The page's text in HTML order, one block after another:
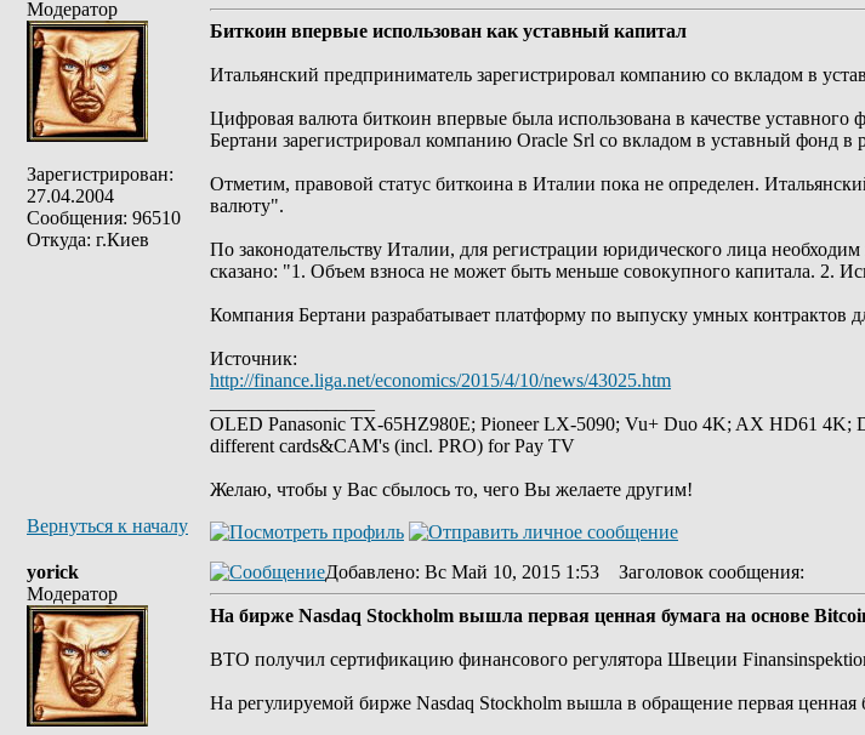
Модератор
Зарегистрирован:
27.04.2004
Сообщения: 96510
Откуда: г.Киев
Биткоин впервые использован как уставный капитал
Итальянский предприниматель зарегистрировал компанию со вкладом в
Цифровая валюта биткоин впервые была использована в качестве
Бертани зарегистрировал компанию Oracle Srl со вкладом в уставный фонд в
Отметим, правовой статус биткоина в Италии пока не определен.
валюту".
По законодательству Италии, для регистрации юридического лица
сказано: "1. Объем взноса не может быть меньше совокупного капитала. 2.
Компания Бертани разрабатывает платформу по выпуску умных контрактов
Источник:
http://finance.liga.net/economics/2015/4/10/news/43025.htm
OLED Panasonic TX-65HZ980E; Pioneer LX-5090; Vu+ Duo 4K; AX HD61 4K;
different cards&CAM's (incl. PRO) for Pay TV
Желаю, чтобы у Вас сбылось то, чего Вы желаете другим!
Вернуться к началу
yorick
Модератор
Добавлено: Вс Май 10, 2015 1:53 Заголовок сообщения:
На бирже Nasdaq Stockholm вышла первая ценная бумага на основе
BTO получил сертификацию финансового регулятора Швеции
На регулируемой бирже Nasdaq Stockholm вышла в обращение первая